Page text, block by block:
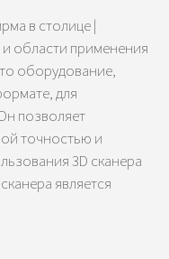
в столице |
и области применения
оборудование,
для
позволяет
точностью и
3D сканера
является